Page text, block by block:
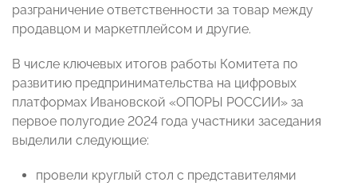
разграничение ответственности за товар между
продавцом и маркетплейсом и другие.
В числе ключевых итогов работы Комитета по
развитию предпринимательства на цифровых
платформах Ивановской «ОПОРЫ РОССИИ» за
первое полугодие 2024 года участники заседания
выделили следующие:
провели круглый стол с представителями